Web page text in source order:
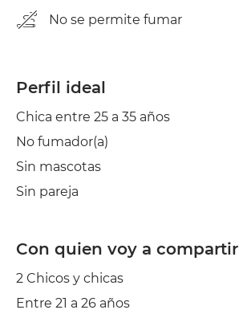
No se permite fumar
Perfil ideal
Chica entre 25 a 35 años
No fumador(a)
Sin mascotas
Sin pareja
Con quien voy a compartir
2 Chicos y chicas
Entre 21 a 26 años